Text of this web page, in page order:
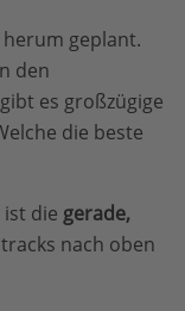
geplant.
den
es großzügige
die beste
die gerade,
nach oben